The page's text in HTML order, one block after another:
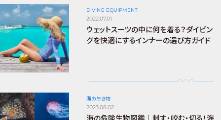
DIVING EQUIPMENT
2022.07.01
ウェットスーツの中に何を着る？ダイビン
グを快適にするインナーの選び方ガイド
海の生き物
2023.08.02